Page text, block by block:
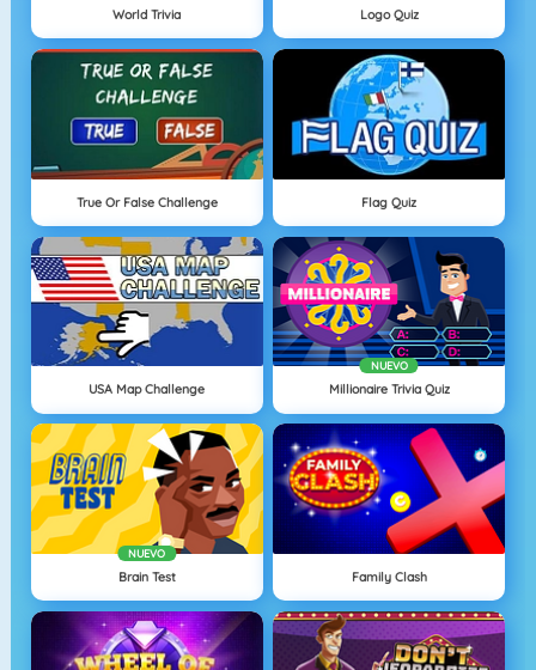
World Trivia Logo Quiz
True Or False Challenge Flag Quiz
USA Map Challenge
NUEVO
Millionaire Trivia Quiz
NUEVO
Brain Test Family Clash